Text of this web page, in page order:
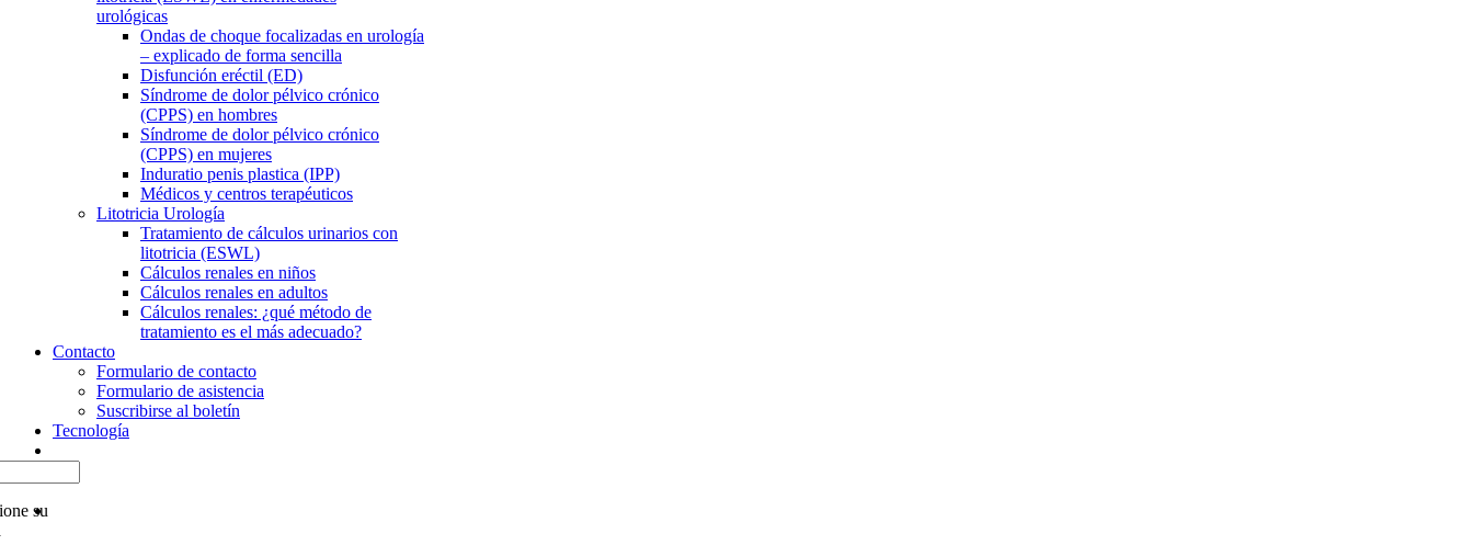
urológicas
Ondas de choque focalizadas en urología
– explicado de forma sencilla
Disfunción eréctil (ED)
Síndrome de dolor pélvico crónico
(CPPS) en hombres
Síndrome de dolor pélvico crónico
(CPPS) en mujeres
Induratio penis plastica (IPP)
Médicos y centros terapéuticos
Litotricia Urología
Tratamiento de cálculos urinarios con
litotricia (ESWL)
Cálculos renales en niños
Cálculos renales en adultos
Cálculos renales: ¿qué método de
tratamiento es el más adecuado?
Contacto
Formulario de contacto
Formulario de asistencia
Suscribirse al boletín
Tecnología
su